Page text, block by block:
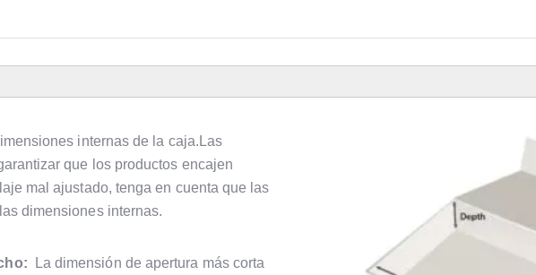
internas de la caja.Las
que los productos encajen
mal ajustado, tenga en cuenta que las
dimensiones internas.
La dimensión de apertura más corta